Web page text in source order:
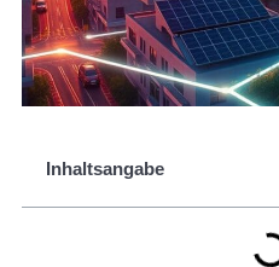
Inhaltsangabe